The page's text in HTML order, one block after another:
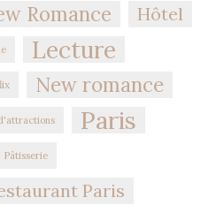
Romance Hôtel
Lecture
New romance
Paris
Pâtisserie
Paris